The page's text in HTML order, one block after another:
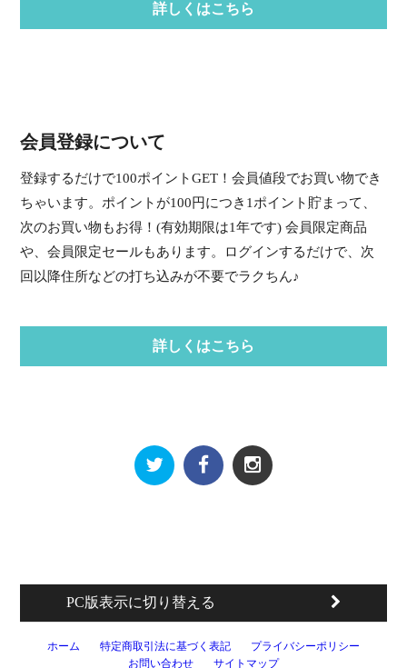
詳しくはこちら
会員登録について
登録するだけで100ポイントGET！会員値段でお買い物でき
ちゃいます。ポイントが100円につき1ポイント貯まって、
次のお買い物もお得！(有効期限は1年です) 会員限定商品
や、会員限定セールもあります。ログインするだけで、次
回以降住所などの打ち込みが不要でラクちん♪
詳しくはこちら
PC版表示に切り替える
ホーム 特定商取引法に基づく表記
プライバシーポリシー
お問い合わせ
サイトマップ